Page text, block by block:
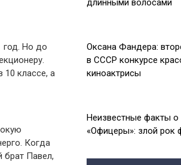
год. Но до
10 классе, а
Когда
брат Павел,
длинными волосами
Оксана Фандера:
в СССР конкурсе
киноактрисы
Неизвестные факты о
«Офицеры»: злой рок